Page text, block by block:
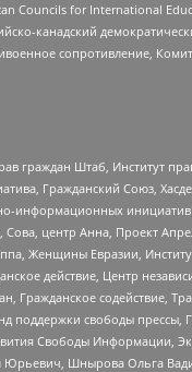
Councils for International
канадский
сопротивление,
граждан Штаб, Институт
Гражданский Союз,
информационных
центр Анна, Проект
Женщины Евразии,
действие, Центр
содействие,
поддержки свободы прессы,
Свободы Информации,
Юрьевич, Шнырова Ольга